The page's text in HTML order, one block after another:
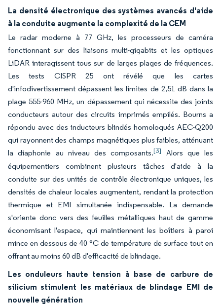
La densité électronique des systèmes avancés d'aide
à la conduite augmente la complexité de la CEM
Le radar moderne à 77 GHz, les processeurs de caméra
fonctionnant sur des liaisons multi-gigabits et les optiques
LiDAR interagissent tous sur de larges plages de fréquences.
Les tests CISPR 25 ont révélé que les cartes
d'infodivertissement dépassent les limites de 2,51 dB dans la
plage 555-960 MHz, un dépassement qui nécessite des joints
conducteurs autour des circuits imprimés empilés. Bourns a
répondu avec des inducteurs blindés homologués AEC-Q200
qui rayonnent des champs magnétiques plus faibles, atténuant
la diaphonie au niveau des composants.[3]
Alors que les
équipementiers combinent plusieurs tâches d'aide à la
conduite sur des unités de contrôle électronique uniques, les
densités de chaleur locales augmentent, rendant la protection
thermique et EMI simultanée indispensable. La demande
s'oriente donc vers des feuilles métalliques haut de gamme
économisant l'espace, qui maintiennent les boîtiers à paroi
mince en dessous de 40 °C de température de surface tout en
offrant au moins 60 dB d'efficacité de blindage.
Les onduleurs haute tension à base de carbure de
silicium stimulent les matériaux de blindage EMI de
nouvelle génération